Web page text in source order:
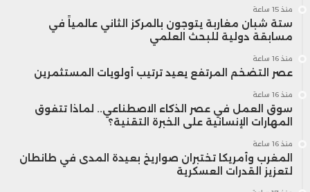
منذ 15 ساعة
ستة شبان مغاربة يتوجون بالمركز الثاني عالمياً في
مسابقة دولية للبحث العلمي
منذ 16 ساعة
عصر التضخم المرتفع يعيد ترتيب أولويات المستثمرين
منذ 16 ساعة
سوق العمل في عصر الذكاء الاصطناعي.. لماذا تتفوق
المهارات الإنسانية على الخبرة التقنية؟
منذ 16 ساعة
المغرب وأمريكا تختبران صواريخ بعيدة المدى في طانطان
لتعزيز القدرات العسكرية